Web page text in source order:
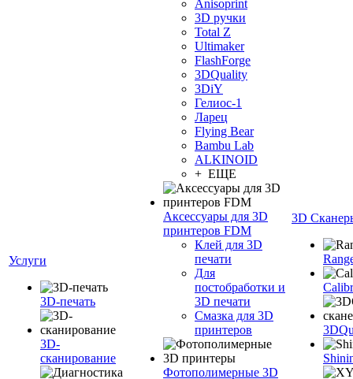
Услуги
3D-печать
3D-
сканирование
Anisoprint
3D ручки
Total Z
Ultimaker
FlashForge
3DQuality
3DiY
Гелиос-1
Ларец
Flying Bear
Bambu Lab
ALKINOID
+ ЕЩЕ
Аксессуары для 3D
принтеров FDM
Клей для 3D
печати
Для
постобработки и
3D печати
Смазка для 3D
принтеров
Фотополимерные 3D
3D